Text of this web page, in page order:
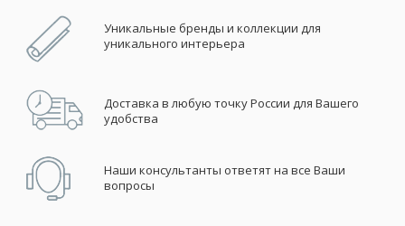
Уникальные бренды и коллекции для
уникального интерьера
Доставка в любую точку России для Вашего
удобства
Наши консультанты ответят на все Ваши
вопросы